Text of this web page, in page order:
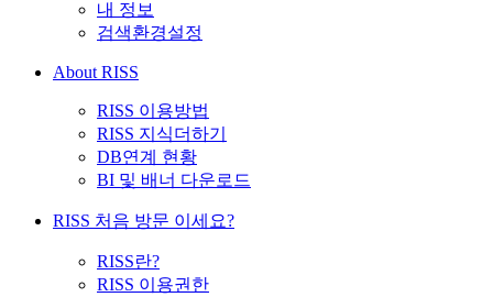
내 정보
검색환경설정
About RISS
RISS 이용방법
RISS 지식더하기
DB연계 현황
BI 및 배너 다운로드
RISS 처음 방문 이세요?
RISS란?
RISS 이용권한